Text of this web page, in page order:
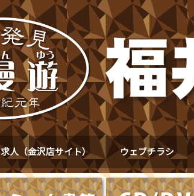
求人（金沢店サイト） ウェブチラシ